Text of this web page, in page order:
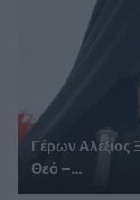
Γέρων Αλέξιος
Θεό –...